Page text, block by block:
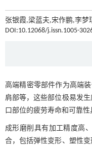
张银霞,梁蓝夫,宋作鹏,李梦
DOI:10.12068/j.issn.1005-
高端精密零部件作为高端
肩部等，这些部位极易发
口部位的疲劳寿命和可靠
成形磨削具有加工精度高
合，包括弹性变形、塑性